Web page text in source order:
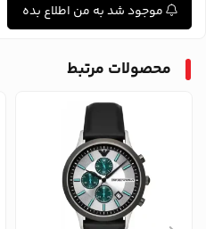
موجود شد به من اطلاع بده
محصولات مرتبط